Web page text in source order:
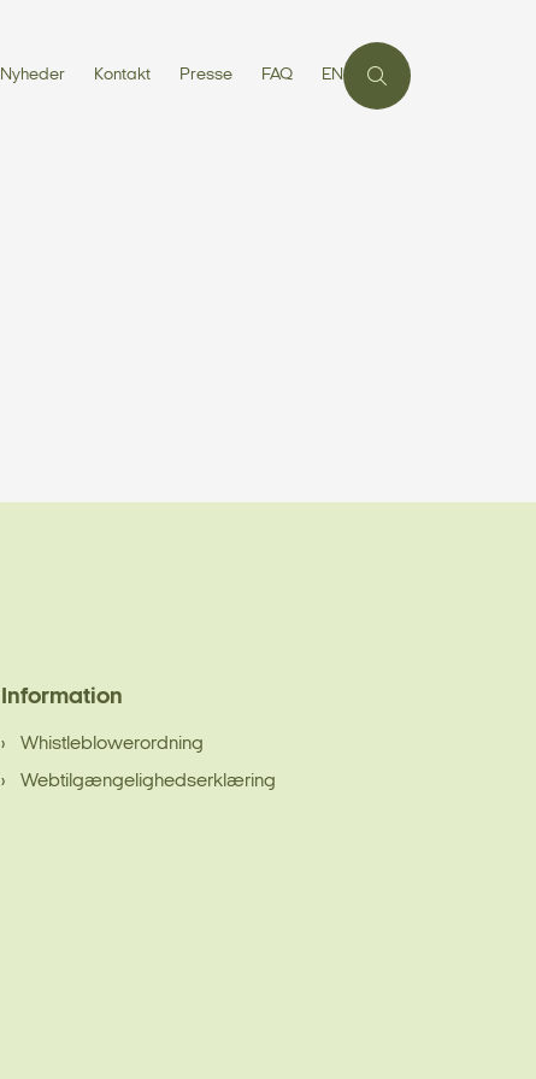
Nyheder Kontakt Presse FAQ EN
Information
Whistleblowerordning
Webtilgængelighedserklæring